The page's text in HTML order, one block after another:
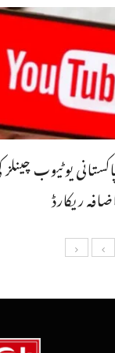
یوٹیوب
ریکارڈ